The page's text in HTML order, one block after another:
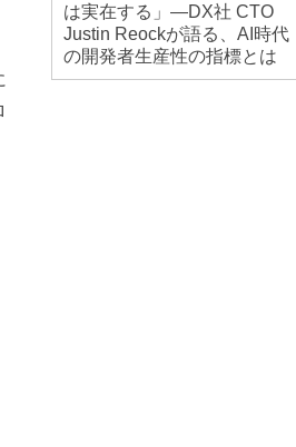
は実在する」―DX社 CTO
Justin Reockが語る、AI時代
の開発者生産性の指標とは